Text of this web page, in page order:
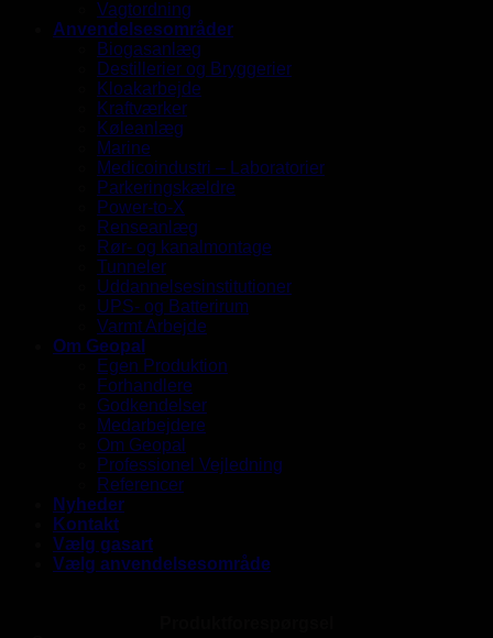
Vagtordning
Anvendelsesområder
Biogasanlæg
Destillerier og Bryggerier
Kloakarbejde
Kraftværker
Køleanlæg
Marine
Medicoindustri – Laboratorier
Parkeringskældre
Power-to-X
Renseanlæg
Rør- og kanalmontage
Tunneler
Uddannelsesinstitutioner
UPS- og Batterirum
Varmt Arbejde
Om Geopal
Egen Produktion
Forhandlere
Godkendelser
Medarbejdere
Om Geopal
Professionel Vejledning
Referencer
Nyheder
Kontakt
Vælg gasart
Vælg anvendelsesområde